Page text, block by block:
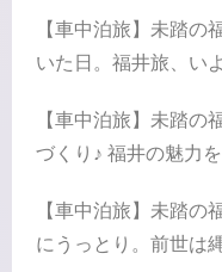
【車中泊旅】未踏
いた日。福井旅、い
【車中泊旅】未踏
づくり♪ 福井の魅力
【車中泊旅】未踏
にうっとり。前世は